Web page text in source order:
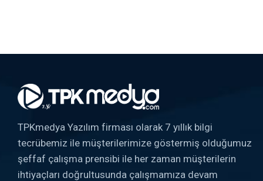
TPKmedya Yazılım firması olarak 7 yıllık bilgi
tecrübemiz ile müşterilerimize göstermiş olduğumuz
şeffaf çalışma prensibi ile her zaman müşterilerin
ihtiyaçları doğrultusunda çalışmamıza devam